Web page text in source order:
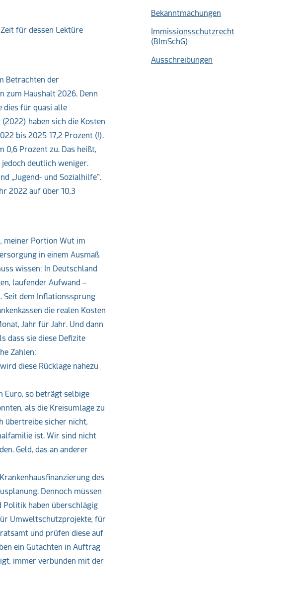
für dessen Lektüre
Betrachten der
zum Haushalt 2026. Denn
dies für quasi alle
haben sich die Kosten
bis 2025 17,2 Prozent (!).
Prozent zu. Das heißt,
jedoch deutlich weniger.
„Jugend- und Sozialhilfe“.
2022 auf über 10,3
meiner Portion Wut im
in einem Ausmaß
wissen: In Deutschland
laufender Aufwand –
Seit dem Inflationssprung
die realen Kosten
Jahr für Jahr. Und dann
dass sie diese Defizite
Zahlen:
diese Rücklage nahezu
Euro, so beträgt selbige
als die Kreisumlage zu
übertreibe sicher nicht,
ist. Wir sind nicht
Geld, das an anderer
des
Dennoch müssen
Politik haben überschlägig
Umweltschutzprojekte, für
und prüfen diese auf
ein Gutachten in Auftrag
immer verbunden mit der
Bekanntmachungen
Immissionsschutzrecht
(BImSchG)
Ausschreibungen